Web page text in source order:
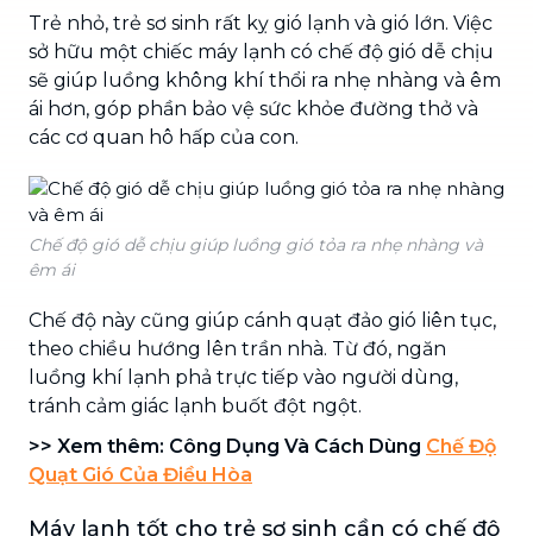
Trẻ nhỏ, trẻ sơ sinh rất kỵ gió lạnh và gió lớn. Việc
sở hữu một chiếc máy lạnh có chế độ gió dễ chịu
sẽ giúp luồng không khí thổi ra nhẹ nhàng và êm
ái hơn, góp phần bảo vệ sức khỏe đường thở và
các cơ quan hô hấp của con.
Chế độ gió dễ chịu giúp luồng gió tỏa ra nhẹ nhàng và
êm ái
Chế độ này cũng giúp cánh quạt đảo gió liên tục,
theo chiều hướng lên trần nhà. Từ đó, ngăn
luồng khí lạnh phả trực tiếp vào người dùng,
tránh cảm giác lạnh buốt đột ngột.
>> Xem thêm: Công Dụng Và Cách Dùng Chế Độ
Quạt Gió Của Điều Hòa
Máy lạnh tốt cho trẻ sơ sinh cần có chế độ